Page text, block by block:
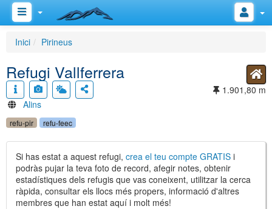
Inici Pirineus
Refugi Vallferrera
Alins
1.901,80 m
refu-pir refu-feec
Si has estat a aquest refugi, crea el teu compte GRATIS i
podràs pujar la teva foto de record, afegir notes, obtenir
estadístiques dels refugis que vas coneixent, utilitzar la cerca
ràpida, consultar els llocs més propers, informació d'altres
membres que han estat aquí i molt més!